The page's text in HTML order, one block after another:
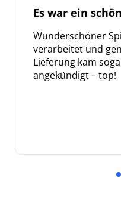
Es war ein
Wunderschöner
verarbeitet und
Lieferung kam
angekündigt – top!